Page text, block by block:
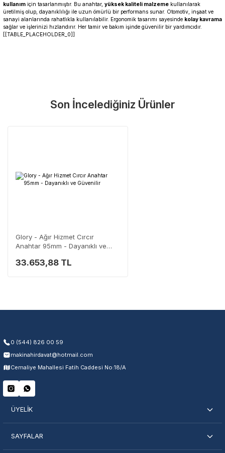
kullanım için tasarlanmıştır. Bu anahtar, yüksek kaliteli malzeme kullanılarak
üretilmiş olup, dayanıklılığı ile uzun ömürlü bir performans sunar. Otomotiv, inşaat ve
sanayi alanlarında rahatlıkla kullanılabilir. Ergonomik tasarımı sayesinde kolay kavrama
sağlar ve işlerinizi hızlandırır. Her tamir ve bakım işinde güvenilir bir yardımcıdır.
[[TABLE_PLACEHOLDER_0]]
Tüm ürünlerimiz üretici firma garantisi altındadır. Size en yakın
Orijinal garanti belgeli ürünler
Garanti Kapsamı
Servisi Nasıl Bulurum?
Yorum Yaz
Son İncelediğiniz Ürünler
Glory - Ağır Hizmet Cırcır
Anahtar 95mm - Dayanıklı ve
33.653,88 TL
0 (544) 826 00 59
makinahirdavat@hotmail.com
Cemaliye Mahallesi Fatih Caddesi No:18/A
ÜYELİK
SAYFALAR